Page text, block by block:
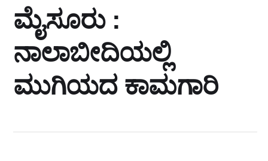
ಮೈಸೂರು :
ನಾಲಾಬೀದಿಯಲ್ಲಿ
ಮುಗಿಯದ ಕಾಮಗಾರಿ